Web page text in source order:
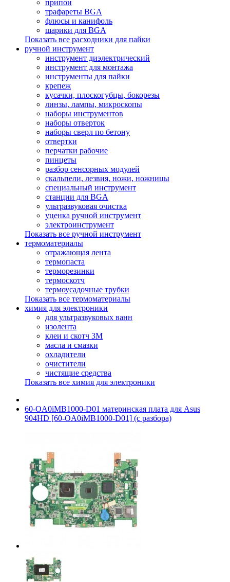
припои
трафареты BGA
флюсы и канифоль
шарики для BGA
Показать все расходники для пайки
ручной инструмент
инструмент диэлектрический
инструмент для монтажа
инструменты для пайки
крепеж
кусачки, плоскогубцы, бокорезы
линзы, лампы, микроскопы
наборы инструментов
наборы отверток
наборы сверл по бетону
отвертки
перчатки рабочие
пинцеты
разбор сенсорных модулей
скальпели, лезвия, ножи, ножницы
специальный инструмент
станции для BGA
ультразвуковая очистка
уценка ручной инструмент
электроинструмент
Показать все ручной инструмент
термоматериалы
отражающая лента
термопаста
терморезинки
термоскотч
термоусадочные трубки
Показать все термоматериалы
химия для электроники
для ультразвуковых ванн
изолента
клеи и скотч 3М
масла и смазки
охладители
очистители
чистящие средства
Показать все химия для электроники
60-OA0iMB1000-D01 материнская плата для Asus
904HD [60-OA0iMB1000-D01] (с разбора)